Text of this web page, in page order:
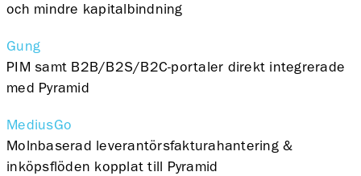
och mindre kapitalbindning
Gung
PIM samt B2B/B2S/B2C-portaler direkt integrerade
med Pyramid
MediusGo
Molnbaserad leverantörsfakturahantering &
inköpsflöden kopplat till Pyramid